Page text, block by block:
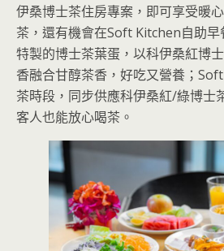
伊桑博士茶住房專案，即可享受暖
茶，還有機會在Soft Kitchen自助早
特製的博士茶葉蛋，以科伊桑紅博
香融合甘醇茶香，好吃又營養；
茶時段，同步供應科伊桑紅/綠博士
客人也能放心喝茶。